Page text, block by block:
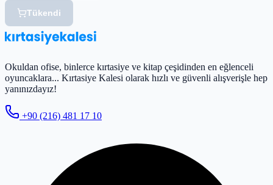
Tükendi
Okuldan ofise, binlerce kırtasiye ve kitap çeşidinden en eğlenceli
oyuncaklara... Kırtasiye Kalesi olarak hızlı ve güvenli alışverişle hep
yanınızdayız!
+90 (216) 481 17 10